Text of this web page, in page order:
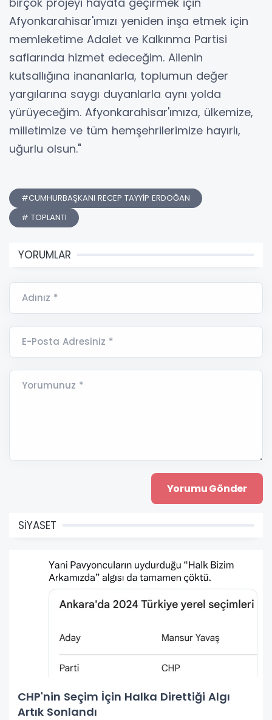
Afyonkarahisar'ımızı yeniden inşa etmek için
memleketime Adalet ve Kalkınma Partisi
saflarında hizmet edeceğim. Ailenin
kutsallığına inananlarla, toplumun değer
yargılarına saygı duyanlarla aynı yolda
yürüyeceğim. Afyonkarahisar'ımıza, ülkemize,
milletimize ve tüm hemşehrilerimize hayırlı,
uğurlu olsun."
#CUMHURBAŞKANI RECEP TAYYİP ERDOĞAN
# TOPLANTI
YORUMLAR
Adınız *
E-Posta Adresiniz *
Yorumunuz *
SİYASET
CHP'nin Seçim İçin Halka Direttiği Algı
Artık Sonlandı